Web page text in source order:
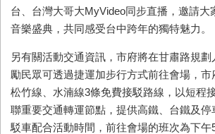
台、台灣大哥大MyVideo同步直播，邀請大
音樂盛典，共同感受台中跨年的獨特魅力。
另有關活動交通資訊，市府將在甘肅路規
勵民眾可透過捷運加步行方式前往會場，市
松竹線、水湳線3條免費接駁路線，以短程
聯重要交通轉運節點，提供高鐵、台鐵及
駁車配合活動時間，前往會場的班次為下午